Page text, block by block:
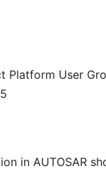
Platform User
in AUTOSAR